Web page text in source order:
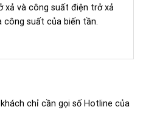
xả và công suất điện trở xả
công suất của biến tần.
chỉ cần gọi số Hotline của